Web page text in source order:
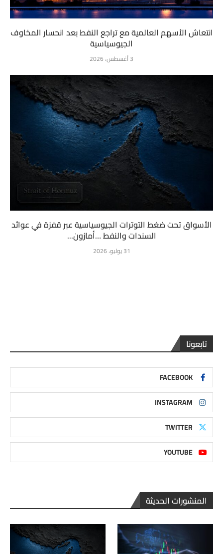
انتعاش الأسهم العالمية مع تراجع النفط بعد انحسار المخاوف
الجيوسياسية
3 أغسطس، 2026
الأسواق تحت ضغط التوترات الجيوسياسية عبر قفزة في عوائد
السندات والنفط …أمازون...
31 يوليو، 2026
تابعونا
FACEBOOK
INSTAGRAM
TWITTER
YOUTUBE
المنشورات الحديثة